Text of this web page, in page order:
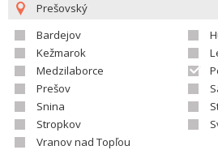
Prešovský
Bardejov
Kežmarok
Medzilaborce
Prešov
Snina
Stropkov
Vranov nad Topľou